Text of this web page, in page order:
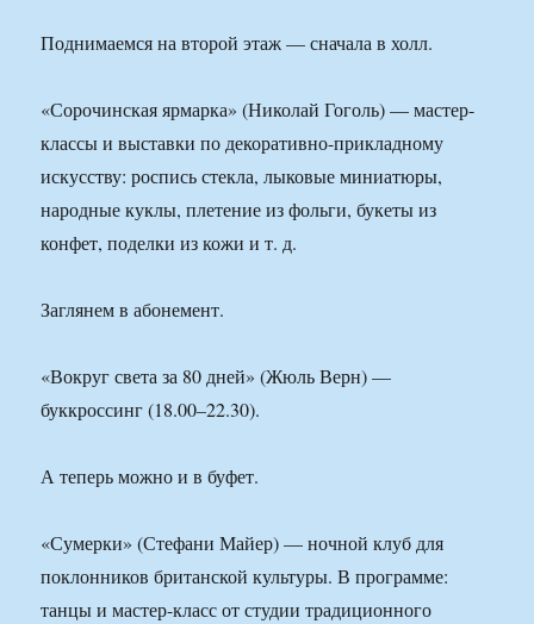
Поднимаемся на второй этаж — сначала в холл.
«Сорочинская ярмарка» (Николай Гоголь) — мастер-
классы и выставки по декоративно-прикладному
искусству: роспись стекла, лыковые миниатюры,
народные куклы, плетение из фольги, букеты из
конфет, поделки из кожи и т. д.
Заглянем в абонемент.
«Вокруг света за 80 дней» (Жюль Верн) —
буккроссинг (18.00–22.30).
А теперь можно и в буфет.
«Сумерки» (Стефани Майер) — ночной клуб для
поклонников британской культуры. В программе:
танцы и мастер-класс от студии традиционного